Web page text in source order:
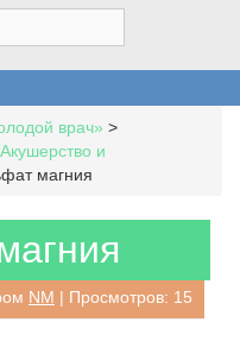
врач» >
Акушерство и
магния
NM | Просмотров: 15